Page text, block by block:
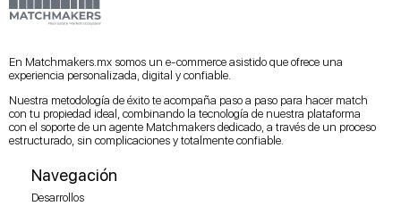
En Matchmakers.mx somos un e-commerce asistido que ofrece una
experiencia personalizada, digital y confiable.
Nuestra metodología de éxito te acompaña paso a paso para hacer match
con tu propiedad ideal, combinando la tecnología de nuestra plataforma
con el soporte de un agente Matchmakers dedicado, a través de un proceso
estructurado, sin complicaciones y totalmente confiable.
Navegación
Desarrollos